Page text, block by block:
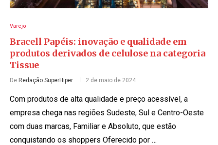
Varejo
Bracell Papéis: inovação e qualidade em
produtos derivados de celulose na categoria
Tissue
De Redação SuperHiper 2 de maio de 2024
Com produtos de alta qualidade e preço acessível, a
empresa chega nas regiões Sudeste, Sul e Centro-Oeste
com duas marcas, Familiar e Absoluto, que estão
conquistando os shoppers Oferecido por …